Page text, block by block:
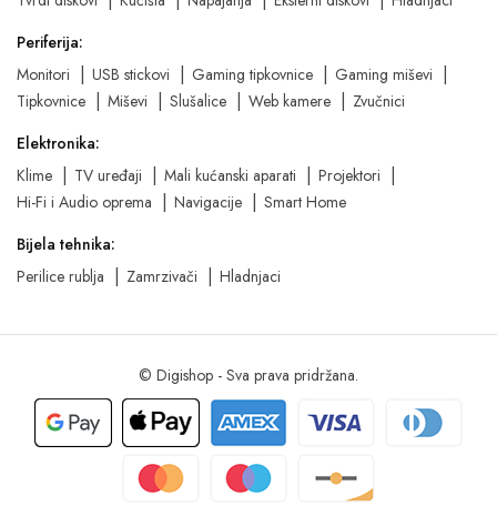
Periferija:
Monitori
USB stickovi Gaming tipkovnice
Gaming miševi
Tipkovnice
Miševi Slušalice Web kamere
Zvučnici
Elektronika:
Klime
TV uređaji Mali kućanski aparati
Projektori
Hi-Fi i Audio oprema
Navigacije
Smart Home
Bijela tehnika:
Perilice rublja
Zamrzivači Hladnjaci
© Digishop - Sva prava pridržana.